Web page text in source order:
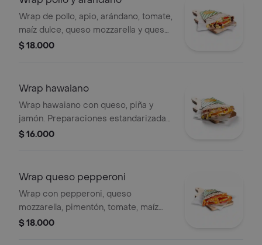
ingredientes.
Wrap de pollo, apio, arándano, tomate,
maíz dulce, queso mozzarella y queso
crema. nuestras preparaciones se
realizar modificaciones en los
ingredientes.
$ 18.000
Wrap hawaiano
Wrap hawaiano con queso, piña y
jamón. Preparaciones estandarizadas
sin modificaciones.
$ 16.000
Wrap queso pepperoni
Wrap con pepperoni, queso
mozzarella, pimentón, tomate, maíz
dulce, zanahoria, pasta de tomate.
$ 18.000